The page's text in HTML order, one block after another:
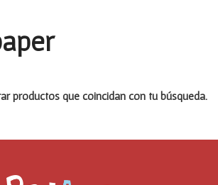
productos que coincidan con tu búsqueda.